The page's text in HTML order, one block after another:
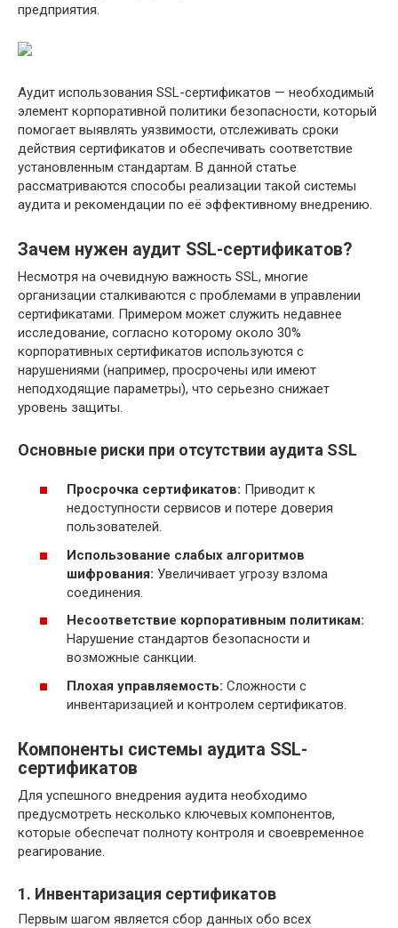
предприятия.
Аудит использования SSL-сертификатов — необходимый
элемент корпоративной политики безопасности, который
помогает выявлять уязвимости, отслеживать сроки
действия сертификатов и обеспечивать соответствие
установленным стандартам. В данной статье
рассматриваются способы реализации такой системы
аудита и рекомендации по её эффективному внедрению.
Зачем нужен аудит SSL-сертификатов?
Несмотря на очевидную важность SSL, многие
организации сталкиваются с проблемами в управлении
сертификатами. Примером может служить недавнее
исследование, согласно которому около 30%
корпоративных сертификатов используются с
нарушениями (например, просрочены или имеют
неподходящие параметры), что серьезно снижает
уровень защиты.
Основные риски при отсутствии аудита SSL
Просрочка сертификатов: Приводит к
недоступности сервисов и потере доверия
пользователей.
Использование слабых алгоритмов
шифрования: Увеличивает угрозу взлома
соединения.
Несоответствие корпоративным политикам:
Нарушение стандартов безопасности и
возможные санкции.
Плохая управляемость: Сложности с
инвентаризацией и контролем сертификатов.
Компоненты системы аудита SSL-
сертификатов
Для успешного внедрения аудита необходимо
предусмотреть несколько ключевых компонентов,
которые обеспечат полноту контроля и своевременное
реагирование.
1. Инвентаризация сертификатов
Первым шагом является сбор данных обо всех